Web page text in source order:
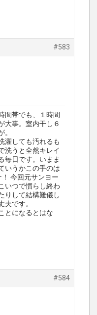
#583
間帯でも、１時間
大事。室内干し６
濯しても汚れるも
洗うと全然キレイ
毎日です。いまま
いうかこの手のは
今回元サンヨー
いつで慣らし終わ
りして結構難儀し
夫です。
とになるとはな
#584